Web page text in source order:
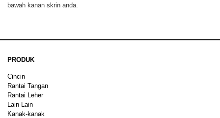
bawah kanan skrin anda.
PRODUK
Cincin
Rantai Tangan
Rantai Leher
Lain-Lain
Kanak-kanak